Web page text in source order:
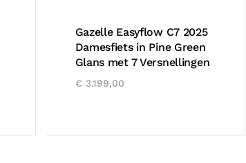
Gazelle Easyflow C7 2025
Damesfiets in Pine Green
Glans met 7 Versnellingen
€ 3.199,00